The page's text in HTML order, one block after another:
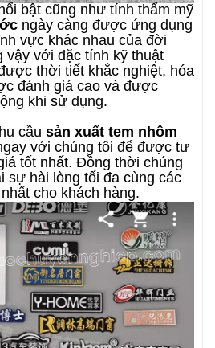
bật cũng như tính thẩm mỹ
ngày càng được ứng dụng
vực khác nhau của đời
vậy với đặc tính kỹ thuật
thời tiết khắc nghiệt, hóa
đánh giá cao và được
khi sử dụng.
cầu sản xuất tem nhôm
với chúng tôi để được tư
tốt nhất. Đồng thời chúng
sự hài lòng tối đa cùng các
cho khách hàng.